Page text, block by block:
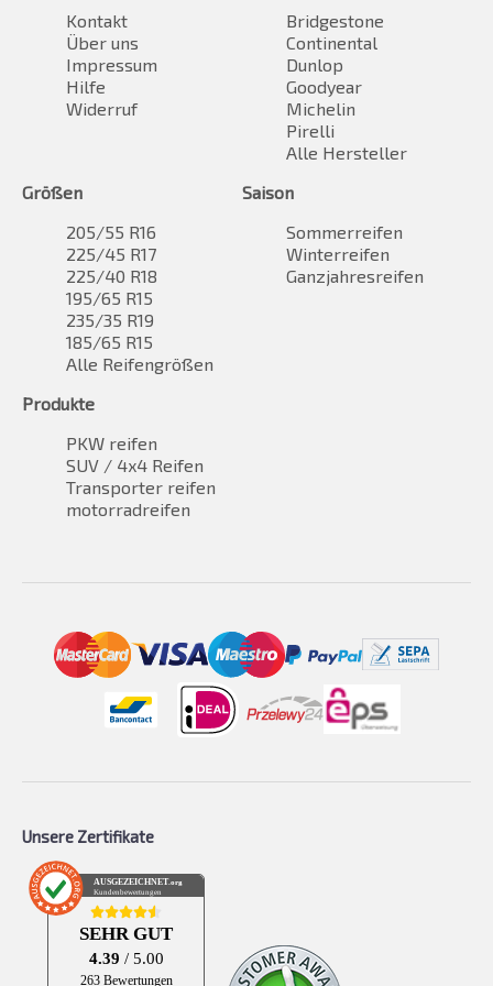
Kontakt
Über uns
Impressum
Hilfe
Widerruf
Bridgestone
Continental
Dunlop
Goodyear
Michelin
Pirelli
Alle Hersteller
Größen
205/55 R16
225/45 R17
225/40 R18
195/65 R15
235/35 R19
185/65 R15
Alle Reifengrößen
Saison
Sommerreifen
Winterreifen
Ganzjahresreifen
Produkte
PKW reifen
SUV / 4x4 Reifen
Transporter reifen
motorradreifen
Unsere Zertifikate
AUSGEZEICHNET.org
Kundenbewertungen
SEHR GUT
4.39 / 5.00
263 Bewertungen